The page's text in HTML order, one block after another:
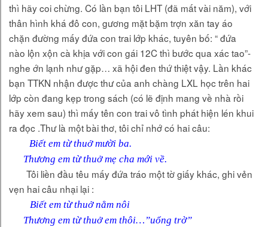
thì hãy coi chừng. Có lần bạn tôi LHT (đã mất vài năm), với
thân hình khá đô con, gương mặt bặm trợn xăn tay áo
chặn đường mấy đứa con trai lớp khác, tuyên bố: “ đứa
nào lộn xộn cà khịa với con gái 12C thì bước qua xác tao”-
nghe ớn lạnh như gặp… xã hội đen thứ thiệt vậy. Lần khác
bạn TTKN nhận được thư của anh chàng LXL học trên hai
lớp còn đang kẹp trong sách (có lẽ định mang về nhà rồi
hãy xem sau) thì mấy tên con trai vô tình phát hiện lén khui
ra đọc .Thư là một bài thơ, tôi chỉ nhớ có hai câu:
Biết em từ thuở mười ba.
Thương em từ thuở mẹ cha mới về.
Tôi liền đầu têu mấy đứa tráo một tờ giấy khác, ghi vẻn
vẹn hai câu nhại lại :
Biết em từ thuở nằm nôi
Thương em từ thuở em thôi…”uổng trờ”